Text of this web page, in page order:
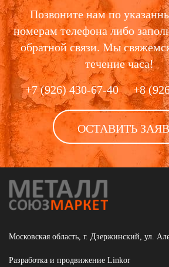
Позвоните нам по
номерам телефона либо
обратной связи. Мы
течение часа!
+7 (926) 430-67-40
+8
ОСТАВИТЬ
Московская область, г. Дзержинский, ул.
Разработка и продвижение Linkor